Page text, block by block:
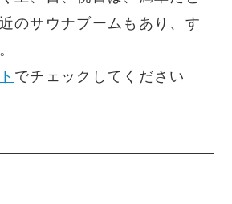
のサウナブームもあり、す
でチェックしてください